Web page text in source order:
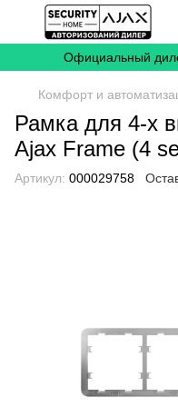
Официальный
Комфорт и
Рамка для 4-х
Ajax Frame (4
Артикул: 000029758